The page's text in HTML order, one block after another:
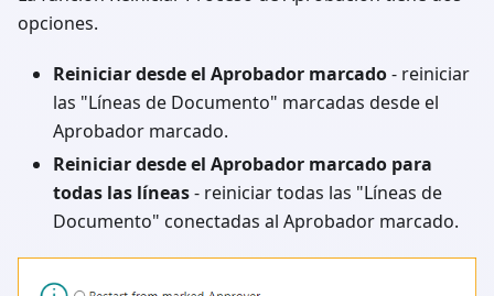
opciones.
Reiniciar desde el Aprobador marcado- reiniciar
las "Líneas de Documento" marcadas desde el
Aprobador marcado.
Reiniciar desde el Aprobador marcado para
todas las líneas- reiniciar todas las "Líneas de
Documento" conectadas al Aprobador marcado.